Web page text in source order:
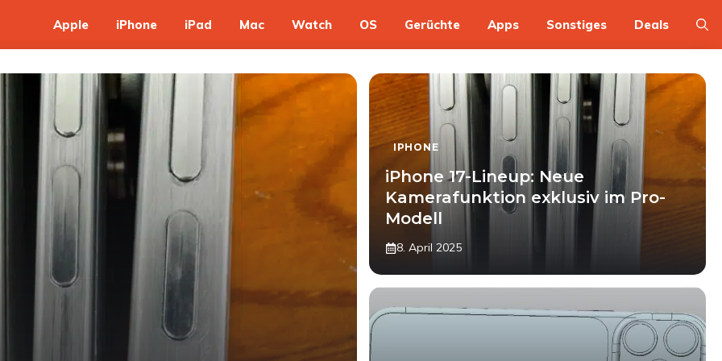
Apple iPhone iPad Mac Watch OS Gerüchte Apps Sonstiges Deals
IPHONE
iPhone 17-Lineup: Neue
Kamerafunktion exklusiv im Pro-
Modell
8. April 2025